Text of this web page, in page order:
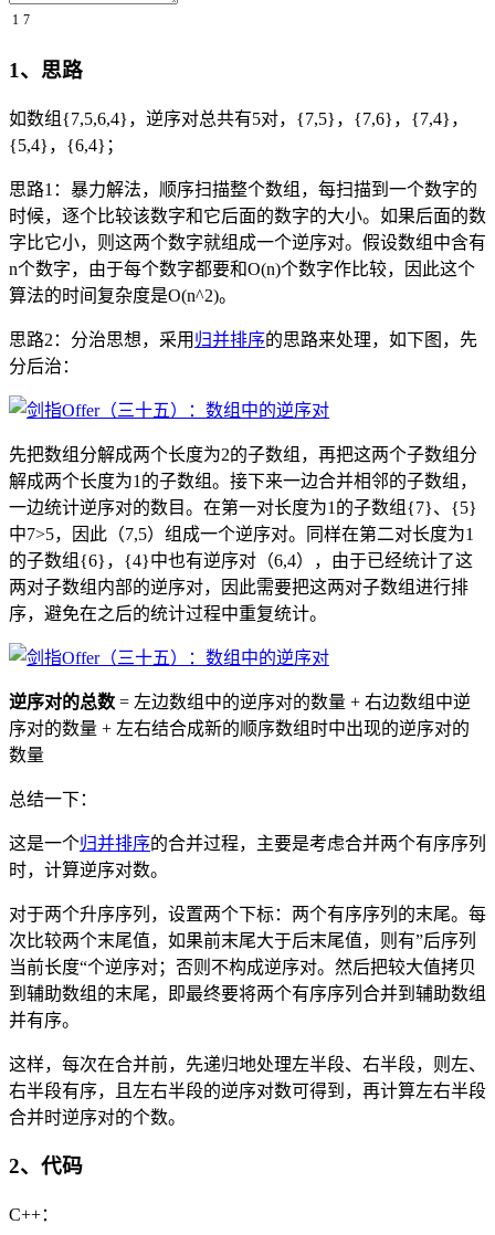
1 7
1、思路
如数组{7,5,6,4}，逆序对总共有5对，{7,5}，{7,6}，{7,4}，
{5,4}，{6,4}；
思路1：暴力解法，顺序扫描整个数组，每扫描到一个数字的
时候，逐个比较该数字和它后面的数字的大小。如果后面的数
字比它小，则这两个数字就组成一个逆序对。假设数组中含有
n个数字，由于每个数字都要和O(n)个数字作比较，因此这个
算法的时间复杂度是O(n^2)。
思路2：分治思想，采用 归并排序的思路来处理，如下图，先
分后治：
先把数组分解成两个长度为2的子数组，再把这两个子数组分
解成两个长度为1的子数组。接下来一边合并相邻的子数组，
一边统计逆序对的数目。在第一对长度为1的子数组{7}、{5}
中7>5，因此（7,5）组成一个逆序对。同样在第二对长度为1
的子数组{6}，{4}中也有逆序对（6,4），由于已经统计了这
两对子数组内部的逆序对，因此需要把这两对子数组进行排
序，避免在之后的统计过程中重复统计。
逆序对的总数 = 左边数组中的逆序对的数量 + 右边数组中逆
序对的数量 + 左右结合成新的顺序数组时中出现的逆序对的
数量
总结一下：
这是一个归并排序的合并过程，主要是考虑合并两个有序序列
时，计算逆序对数。
对于两个升序序列，设置两个下标：两个有序序列的末尾。每
次比较两个末尾值，如果前末尾大于后末尾值，则有”后序列
当前长度“个逆序对；否则不构成逆序对。然后把较大值拷贝
到辅助数组的末尾，即最终要将两个有序序列合并到辅助数组
并有序。
这样，每次在合并前，先递归地处理左半段、右半段，则左、
右半段有序，且左右半段的逆序对数可得到，再计算左右半段
合并时逆序对的个数。
2、代码
C++：